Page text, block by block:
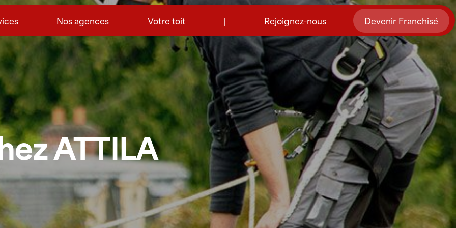
Nos agences Votre toit | Rejoignez-nous Devenir Franchisé
ATTILA